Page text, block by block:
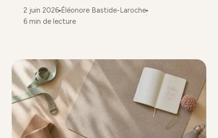
Déco
2 juin 2026
·
Éléonore Bastide-Laroche
·
6 min de lecture